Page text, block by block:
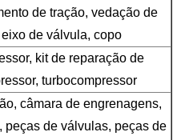
de tração, vedação de
de válvula, copo
kit de reparação de
turbocompressor
câmara de engrenagens,
peças de válvulas, peças de